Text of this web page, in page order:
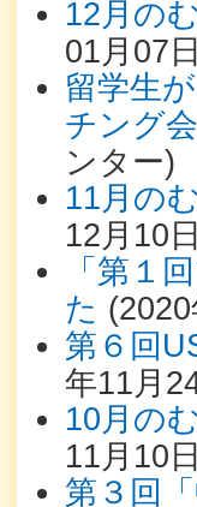
12月の
01月07日
留学生
チング
ンター)
11月の
12月10日
「第１
た (
第６回
年11月
10月の
11月10日
第３回